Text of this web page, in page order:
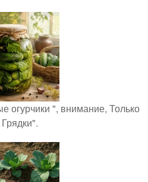
огурчики ", внимание, Только